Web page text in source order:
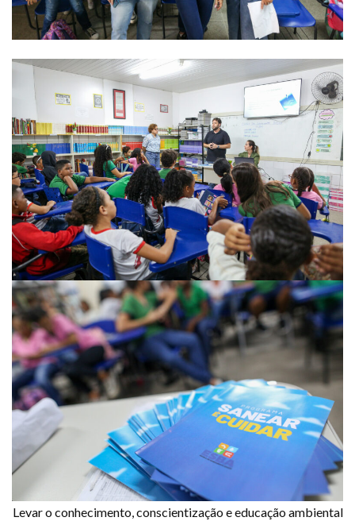
Levar o conhecimento, conscientização e educação ambiental